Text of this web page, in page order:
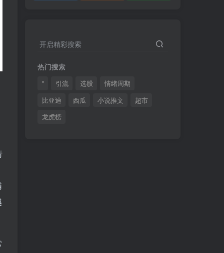
开启精彩搜索
热门搜索
" 引流 选股
情绪周期
比亚迪
西瓜 小说推文
超市
龙虎榜
短线交易必须要懂的术语有哪些？股票分时水上、水下是什么意思？
6 全程图解超详细！何为打板以及打板战法的精髓